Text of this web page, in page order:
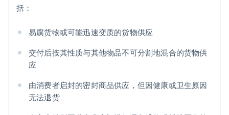
括：
易腐货物或可能迅速变质的货物供应
交付后按其性质与其他物品不可分割地混合的货物供
应
由消费者启封的密封商品供应，但因健康或卫生原因
无法退货